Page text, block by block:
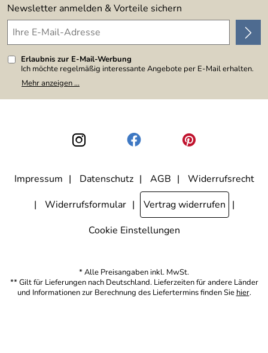
Newsletter anmelden & Vorteile sichern
Erlaubnis zur E-Mail-Werbung
Ich möchte regelmäßig interessante Angebote per E-Mail erhalten.
Meine E-Mail-Adresse wird nicht an andere Unternehmen
weitergegeben. Zu statistischen Zwecken wird in anonymer Form
den Link "Abmelden" am Ende des Newsletters anklicke. Die
Datenschutzerklärung
habe ich zur Kenntnis genommen.
Mehr anzeigen ...
Impressum Datenschutz AGB
Widerrufsrecht
Widerrufsformular
Vertrag widerrufen
Cookie Einstellungen
* Alle Preisangaben inkl. MwSt.
** Gilt für Lieferungen nach Deutschland. Lieferzeiten für andere Länder
und Informationen zur Berechnung des Liefertermins finden Sie hier.